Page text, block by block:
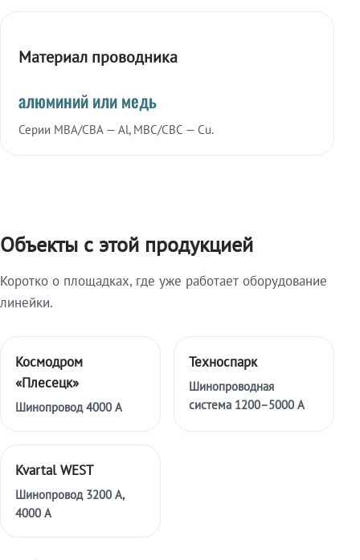
Материал проводника
алюминий или медь
Серии МВА/СВА — Al, МВС/СВС — Cu.
Объекты с этой продукцией
Коротко о площадках, где уже работает оборудование
линейки.
Космодром
«Плесецк»
Шинопровод 4000 А
Техноспарк
Шинопроводная
система 1200–5000 А
Kvartal WEST
Шинопровод 3200 А,
4000 А